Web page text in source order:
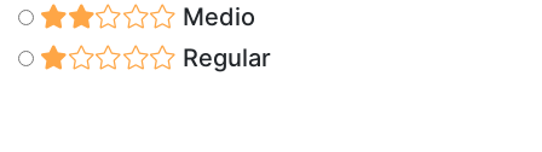
Medio
Regular